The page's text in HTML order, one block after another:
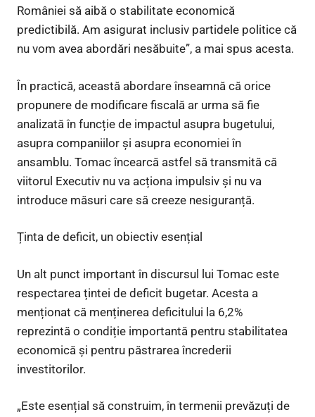
României să aibă o stabilitate economică
predictibilă. Am asigurat inclusiv partidele politice că
nu vom avea abordări nesăbuite”, a mai spus acesta.
În practică, această abordare înseamnă că orice
propunere de modificare fiscală ar urma să fie
analizată în funcție de impactul asupra bugetului,
asupra companiilor și asupra economiei în
ansamblu. Tomac încearcă astfel să transmită că
viitorul Executiv nu va acționa impulsiv și nu va
introduce măsuri care să creeze nesiguranță.
Ținta de deficit, un obiectiv esențial
Un alt punct important în discursul lui Tomac este
respectarea țintei de deficit bugetar. Acesta a
menționat că menținerea deficitului la 6,2%
reprezintă o condiție importantă pentru stabilitatea
economică și pentru păstrarea încrederii
investitorilor.
„Este esențial să construim, în termenii prevăzuți de